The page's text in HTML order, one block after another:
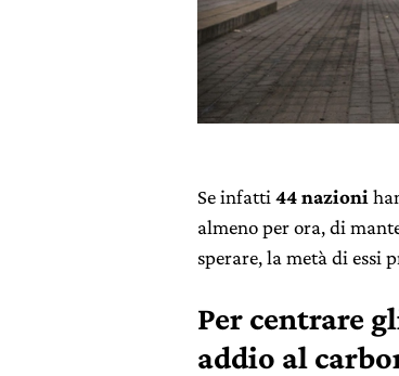
Se infatti 44 nazioni
almeno per ora, di
sperare, la metà di essi
Per centrare
addio al